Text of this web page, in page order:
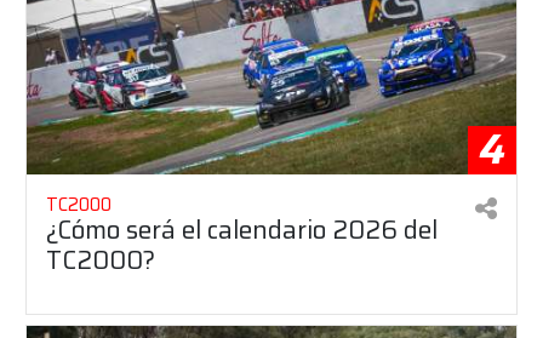
4
TC2000
¿Cómo será el calendario 2026 del
TC2000?